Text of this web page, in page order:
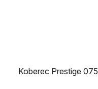
Koberec Prestige 075